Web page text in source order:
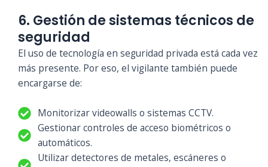
6. Gestión de sistemas técnicos de
seguridad
El uso de tecnología en seguridad privada está cada vez
más presente. Por eso, el vigilante también puede
encargarse de:
Monitorizar videowalls o sistemas CCTV.
Gestionar controles de acceso biométricos o
automáticos.
Utilizar detectores de metales, escáneres o